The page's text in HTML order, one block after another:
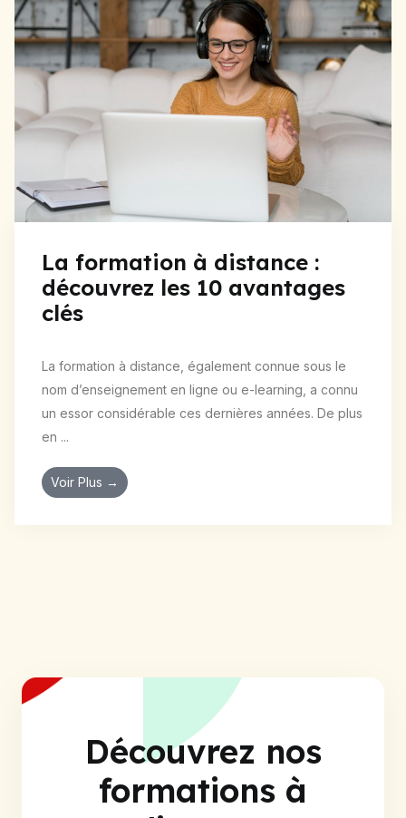
La formation à distance :
découvrez les 10 avantages
clés
La formation à distance, également connue sous le
nom d’enseignement en ligne ou e-learning, a connu
un essor considérable ces dernières années. De plus
en ...
Voir Plus →
Découvrez nos
formations à